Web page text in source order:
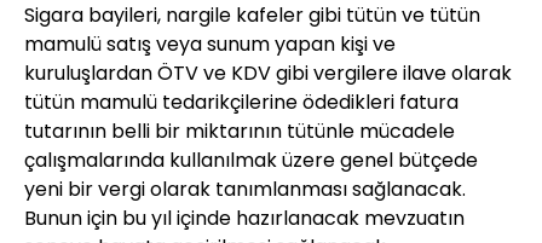
Sigara bayileri, nargile kafeler gibi tütün ve tütün
mamulü satış veya sunum yapan kişi ve
kuruluşlardan ÖTV ve KDV gibi vergilere ilave olarak
tütün mamulü tedarikçilerine ödedikleri fatura
tutarının belli bir miktarının tütünle mücadele
çalışmalarında kullanılmak üzere genel bütçede
yeni bir vergi olarak tanımlanması sağlanacak.
Bunun için bu yıl içinde hazırlanacak mevzuatın